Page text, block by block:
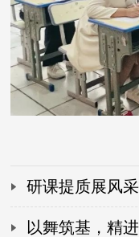
研课提质展风
以舞筑基，精